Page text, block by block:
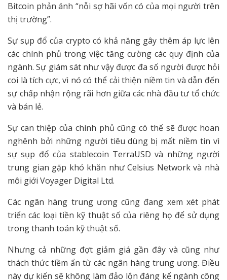
Bitcoin phản ánh “nỗi sợ hãi vốn có của mọi người trên
thị trường”.
Sự sụp đổ của crypto có khả năng gây thêm áp lực lên
các chính phủ trong việc tăng cường các quy định của
ngành. Sự giám sát như vậy được đa số người được hỏi
coi là tích cực, vì nó có thể cải thiện niềm tin và dẫn đến
sự chấp nhận rộng rãi hơn giữa các nhà đầu tư tổ chức
và bán lẻ.
Sự can thiệp của chính phủ cũng có thể sẽ được hoan
nghênh bởi những người tiêu dùng bị mất niềm tin vì
sự sụp đổ của stablecoin TerraUSD và những người
trung gian gặp khó khăn như Celsius Network và nhà
môi giới Voyager Digital Ltd.
Các ngân hàng trung ương cũng đang xem xét phát
triển các loại tiền kỹ thuật số của riêng họ để sử dụng
trong thanh toán kỹ thuật số.
Nhưng cả những đợt giảm giá gần đây và cũng như
thách thức tiềm ẩn từ các ngân hàng trung ương. Điều
này dự kiến sẽ không làm đảo lộn đáng kể ngành công